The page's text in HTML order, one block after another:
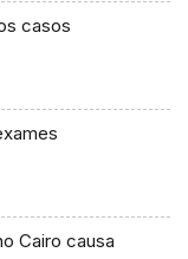
casos
Cairo causa